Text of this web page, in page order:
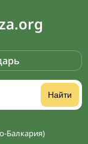
Найти
Балкария)